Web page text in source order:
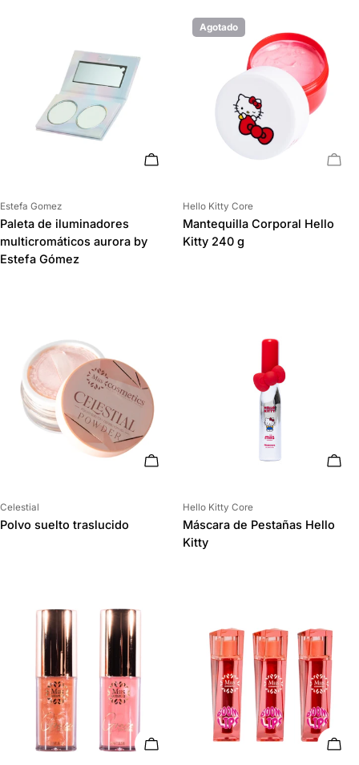
AÑADIR AL CARRITO
Proveedor:
Estefa Gomez
Paleta de iluminadores
multicromáticos aurora by
Estefa Gómez
Agotado
Proveedor:
Hello Kitty Core
Mantequilla Corporal Hello
Kitty 240 g
AÑADIR AL CARRITO
Proveedor:
Celestial
Polvo suelto traslucido
Proveedor:
Hello Kitty Core
Máscara de Pestañas Hello
Kitty
ELIGE OPCIONES